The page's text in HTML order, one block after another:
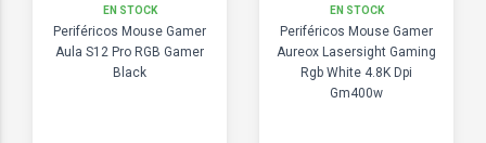
EN STOCK
Periféricos Mouse Gamer
Aula S12 Pro RGB Gamer
Black
EN STOCK
Periféricos Mouse Gamer
Aureox Lasersight Gaming
Rgb White 4.8K Dpi
Gm400w